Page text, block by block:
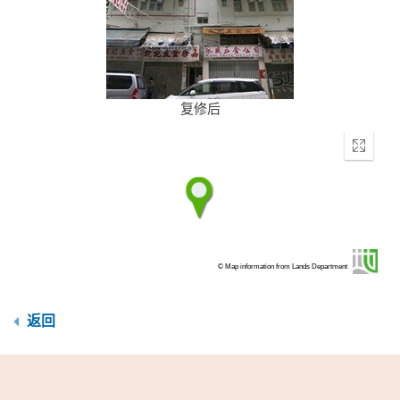
复修后
Enter
© Map information from Lands Department
返回